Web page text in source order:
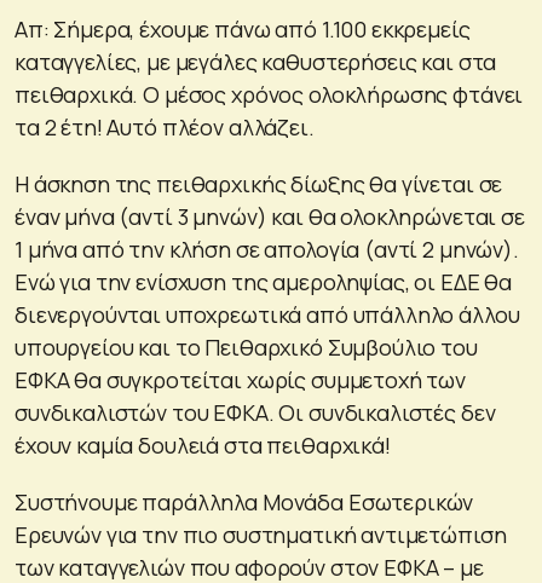
Απ: Σήμερα, έχουμε πάνω από 1.100 εκκρεμείς
καταγγελίες, με μεγάλες καθυστερήσεις και στα
πειθαρχικά. Ο μέσος χρόνος ολοκλήρωσης φτάνει
τα 2 έτη! Αυτό πλέον αλλάζει.
Η άσκηση της πειθαρχικής δίωξης θα γίνεται σε
έναν μήνα (αντί 3 μηνών) και θα ολοκληρώνεται σε
1 μήνα από την κλήση σε απολογία (αντί 2 μηνών).
Ενώ για την ενίσχυση της αμεροληψίας, οι ΕΔΕ θα
διενεργούνται υποχρεωτικά από υπάλληλο άλλου
υπουργείου και το Πειθαρχικό Συμβούλιο του
ΕΦΚΑ θα συγκροτείται χωρίς συμμετοχή των
συνδικαλιστών του ΕΦΚΑ. Οι συνδικαλιστές δεν
έχουν καμία δουλειά στα πειθαρχικά!
Συστήνουμε παράλληλα Μονάδα Εσωτερικών
Ερευνών για την πιο συστηματική αντιμετώπιση
των καταγγελιών που αφορούν στον ΕΦΚΑ – με